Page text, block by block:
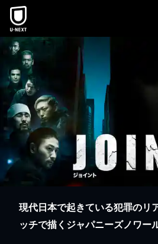
本文へスキップ
現代日本で起きている犯罪のリ
ッチで描くジャパニーズノワー